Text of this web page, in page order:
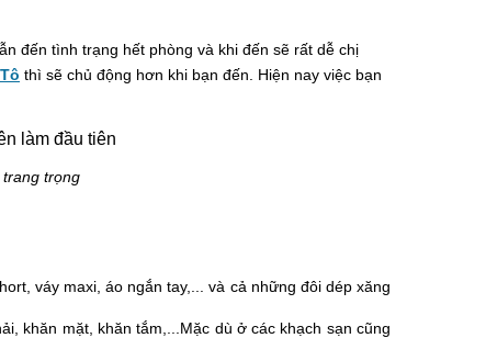
đến tình trạng hết phòng và khi đến sẽ rất dễ chị
thì sẽ chủ động hơn khi bạn đến. Hiện nay việc bạn
trọng
váy maxi, áo ngắn tay,... và cả những đôi dép xăng
khăn mặt, khăn tắm,...Mặc dù ở các khạch sạn cũng